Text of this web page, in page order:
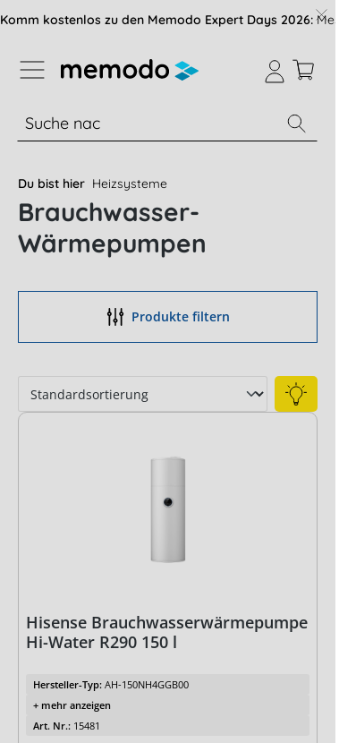
der B2B-Plattform springen
Komm kostenlos zu den Memodo Expert Days 2026:
% Sale Module Wechselrichter
Du bist hier Heizsysteme
Brauchwasser-
Wärmepumpen
Produkte filtern
Lohnt sich eine Luft-Wasser-
Checklisten
Hisense Brauchwasserwärmepumpe
Hi-Water R290 150 l
Hersteller-Typ: AH-150NH4GGB00
+ mehr anzeigen
Art. Nr.: 15481